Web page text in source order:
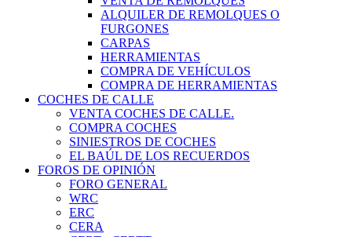
ALQUILER DE REMOLQUES O
FURGONES
CARPAS
HERRAMIENTAS
COMPRA DE VEHÍCULOS
COMPRA DE HERRAMIENTAS
COCHES DE CALLE
VENTA COCHES DE CALLE.
COMPRA COCHES
SINIESTROS DE COCHES
EL BAÚL DE LOS RECUERDOS
FOROS DE OPINIÓN
FORO GENERAL
WRC
ERC
CERA